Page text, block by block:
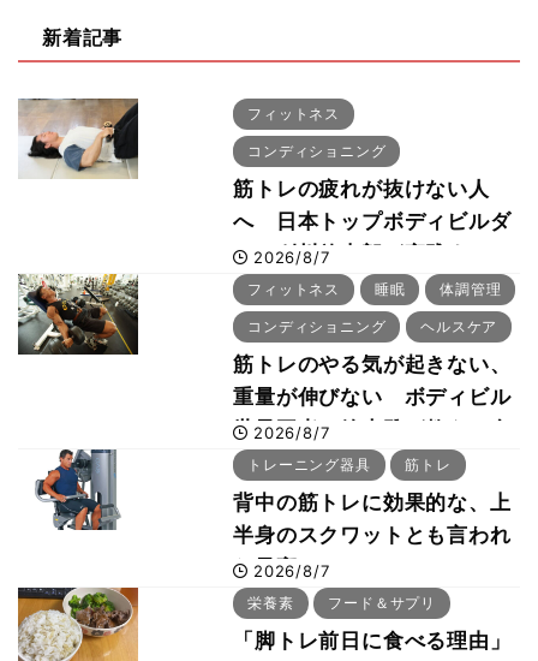
新着記事
フィットネス
コンディショニング
筋トレの疲れが抜けない人
へ 日本トップボディビルダ
ー・刈川啓志郎が実践する
「回復習慣」
2026/8/7
フィットネス 睡眠 体調管理
コンディショニング ヘルスケア
筋トレのやる気が起きない、
重量が伸びない ボディビル
世界王者・鈴木雅が教える食
事・睡眠・呼吸の整え方
2026/8/7
トレーニング器具 筋トレ
背中の筋トレに効果的な、上
半身のスクワットとも言われ
た最高マシン“ノーチラス・
プルオーバーマシン”とは？
2026/8/7
栄養素 フード＆サプリ
「脚トレ前日に食べる理由」